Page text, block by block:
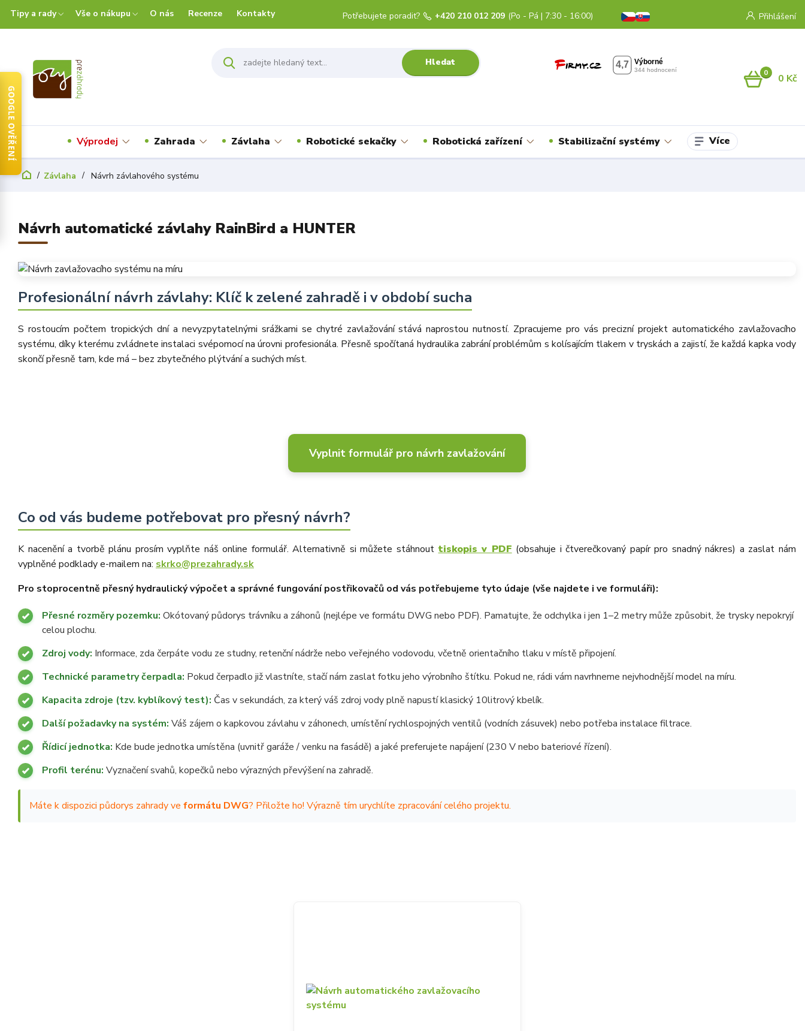
Tipy a rady Vše o nákupu O nás Recenze Kontakty Přihlášení
Hledat
Potřebujete poradit? +420 210 012 209 (Po - Pá | 7:30 - 16:00)
0 0 Kč
Výprodej Zahrada Závlaha Robotické sekačky Robotická zařízení Stabilizační systémy Více
Závlaha Návrh závlahového systému
Návrh automatické závlahy RainBird a HUNTER
Profesionální návrh závlahy: Klíč k zelené zahradě i v období sucha
S rostoucím počtem tropických dní a nevyzpytatelnými srážkami se chytré zavlažování stává naprostou nutností. Zpracujeme pro vás precizní projekt automatického zavlažovacího
systému, díky kterému zvládnete instalaci svépomocí na úrovni profesionála. Přesně spočítaná hydraulika zabrání problémům s kolísajícím tlakem v tryskách a zajistí, že každá kapka vody
skončí přesně tam, kde má – bez zbytečného plýtvání a suchých míst.
Vyplnit formulář pro návrh zavlažování
Co od vás budeme potřebovat pro přesný návrh?
K nacenění a tvorbě plánu prosím vyplňte náš online formulář. Alternativně si můžete stáhnout tiskopis v PDF (obsahuje i čtverečkovaný papír pro snadný nákres) a zaslat nám
vyplněné podklady e-mailem na: skrko@prezahrady.sk
Pro stoprocentně přesný hydraulický výpočet a správné fungování postřikovačů od vás potřebujeme tyto údaje (vše najdete i ve formuláři):
Přesné rozměry pozemku: Okótovaný půdorys trávníku a záhonů (nejlépe ve formátu DWG nebo PDF). Pamatujte, že odchylka i jen 1–2 metry může způsobit, že trysky nepokryjí
celou plochu.
Zdroj vody: Informace, zda čerpáte vodu ze studny, retenční nádrže nebo veřejného vodovodu, včetně orientačního tlaku v místě připojení.
Technické parametry čerpadla: Pokud čerpadlo již vlastníte, stačí nám zaslat fotku jeho výrobního štítku. Pokud ne, rádi vám navrhneme nejvhodnější model na míru.
Kapacita zdroje (tzv. kyblíkový test): Čas v sekundách, za který váš zdroj vody plně napustí klasický 10litrový kbelík.
Další požadavky na systém: Váš zájem o kapkovou závlahu v záhonech, umístění rychlospojných ventilů (vodních zásuvek) nebo potřeba instalace filtrace.
Řídicí jednotka: Kde bude jednotka umístěna (uvnitř garáže / venku na fasádě) a jaké preferujete napájení (230 V nebo bateriové řízení).
Profil terénu: Vyznačení svahů, kopečků nebo výrazných převýšení na zahradě.
Máte k dispozici půdorys zahrady ve formátu DWG? Přiložte ho! Výrazně tím urychlíte zpracování celého projektu.
GOOGLE OVĚŘENÍ